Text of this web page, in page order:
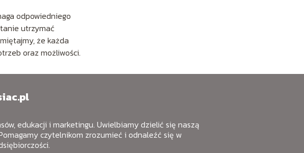
odpowiedniego
utrzymać
że każda
oraz możliwości.
edukacji i marketingu. Uwielbiamy dzielić się naszą
czytelnikom zrozumieć i odnaleźć się w